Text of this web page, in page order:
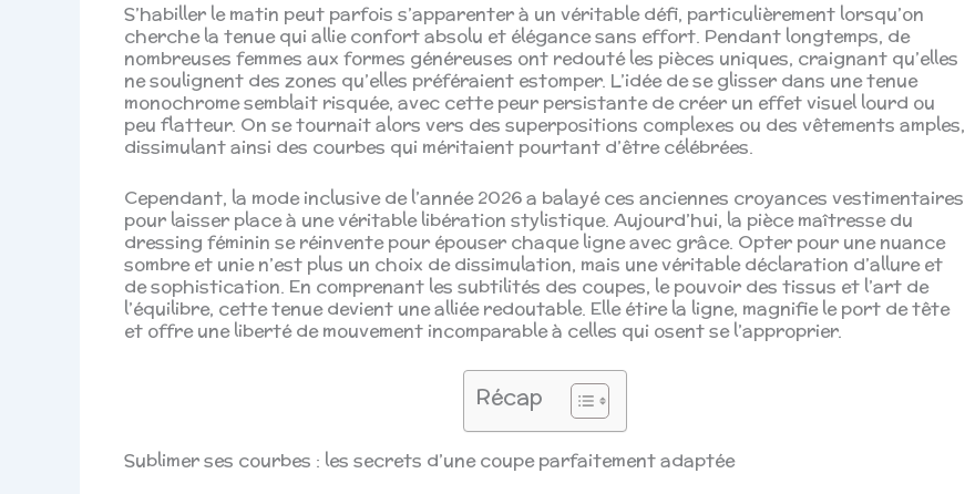
S’habiller le matin peut parfois s’apparenter à un véritable défi, particulièrement lorsqu’on
cherche la tenue qui allie confort absolu et élégance sans effort. Pendant longtemps, de
nombreuses femmes aux formes généreuses ont redouté les pièces uniques, craignant qu’elles
ne soulignent des zones qu’elles préféraient estomper. L’idée de se glisser dans une tenue
monochrome semblait risquée, avec cette peur persistante de créer un effet visuel lourd ou
peu flatteur. On se tournait alors vers des superpositions complexes ou des vêtements amples,
dissimulant ainsi des courbes qui méritaient pourtant d’être célébrées.
Cependant, la mode inclusive de l’année 2026 a balayé ces anciennes croyances vestimentaires
pour laisser place à une véritable libération stylistique. Aujourd’hui, la pièce maîtresse du
dressing féminin se réinvente pour épouser chaque ligne avec grâce. Opter pour une nuance
sombre et unie n’est plus un choix de dissimulation, mais une véritable déclaration d’allure et
de sophistication. En comprenant les subtilités des coupes, le pouvoir des tissus et l’art de
l’équilibre, cette tenue devient une alliée redoutable. Elle étire la ligne, magnifie le port de tête
et offre une liberté de mouvement incomparable à celles qui osent se l’approprier.
Récap
Sublimer ses courbes : les secrets d’une coupe parfaitement adaptée